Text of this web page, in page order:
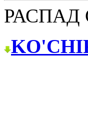
РАСПАД